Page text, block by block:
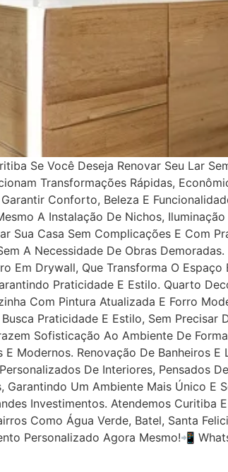
Se Você Deseja Renovar Seu Lar
Transformações Rápidas,
Conforto, Beleza E
A Instalação De Nichos,
Sua Casa Sem Complicações E Com
A Necessidade De Obras
Em Drywall, Que Transforma O
Praticidade E Estilo. Quarto
Com Pintura Atualizada E Forro
Praticidade E Estilo, Sem Precisar
Sofisticação Ao Ambiente De
Modernos. Renovação De Banheiros
De Interiores, Pensados
Um Ambiente Mais Único E
Investimentos. Atendemos Curitiba
Como Água Verde, Batel, Santa
Personalizado Agora Mesmo!📲